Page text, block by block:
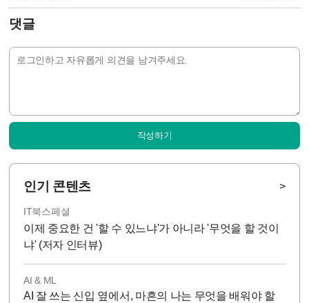
댓글
작성하기
인기 콘텐츠 >
IT북스페셜
이제 중요한 건 '할 수 있느냐'가 아니라 '무엇을 할 것이
냐' (저자 인터뷰)
AI & ML
AI 잘 쓰는 신입 옆에서, 마흔의 나는 무엇을 배워야 할